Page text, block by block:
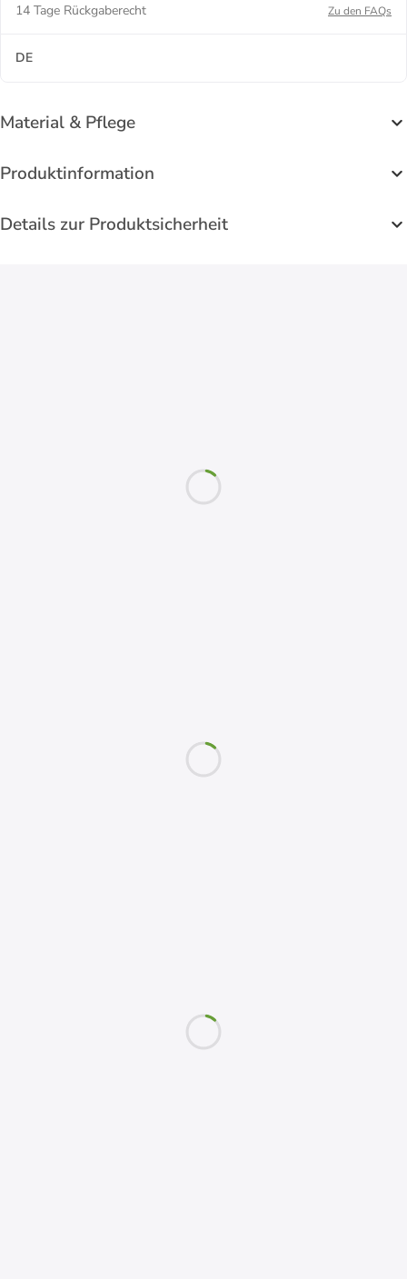
14 Tage Rückgaberecht
Zu den FAQs
DE
Material & Pflege
Produktinformation
Details zur Produktsicherheit